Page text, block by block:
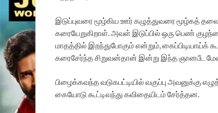
இடுப்புவரை மூழ்கிய ஊர் கழுத்துவரை மூழ்கத்
கரையேறுகிறாள். அவள் இடுப்பில் ஒரு பெண்
மாதத்தில் இறந்துபோகும் என்றும்,
கரைசேர்ந்த சிறுவன்தான் இன்று இந்த ஞானபீட
பிழைக்கவந்த வடுகபட்டியில் வகுப்பு
கையோடு கூட்டிவந்து கவிதையிடம் சேர்த்தன.